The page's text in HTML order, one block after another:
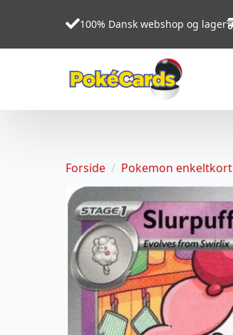
100% Dansk webshop og lager
Forside Pokemon enkeltkort